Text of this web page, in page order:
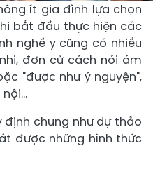
ít gia đình lựa chọn
bắt đầu thực hiện các
nghề y cũng có nhiều
đơn cử cách nói ám
"được như ý nguyện",
định chung như dự thảo
được những hình thức